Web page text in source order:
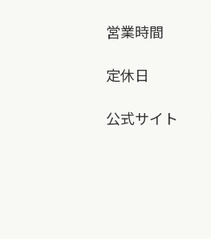
営業時間
定休日
公式サイト